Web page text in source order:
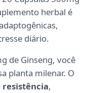
herbal é
diário.
de Ginseng, você
planta milenar. O
resistência,